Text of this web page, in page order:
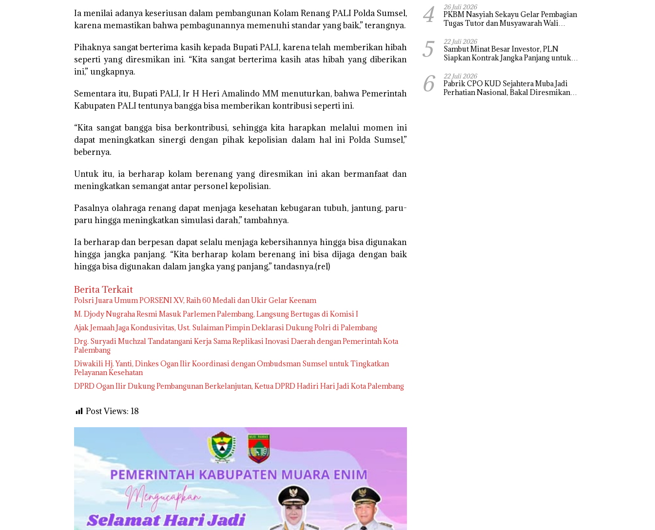
Ia menilai adanya keseriusan dalam pembangunan Kolam Renang PALI Polda Sumsel,
karena memastikan bahwa pembagunannya memenuhi standar yang baik,” terangnya.
Pihaknya sangat berterima kasih kepada Bupati PALI, karena telah memberikan hibah
seperti yang diresmikan ini. “Kita sangat berterima kasih atas hibah yang diberikan
ini,” ungkapnya.
Sementara itu, Bupati PALI, Ir H Heri Amalindo MM menuturkan, bahwa Pemerintah
Kabupaten PALI tentunya bangga bisa memberikan kontribusi seperti ini.
“Kita sangat bangga bisa berkontribusi, sehingga kita harapkan melalui momen ini
dapat meningkatkan sinergi dengan pihak kepolisian dalam hal ini Polda Sumsel,”
bebernya.
Untuk itu, ia berharap kolam berenang yang diresmikan ini akan bermanfaat dan
meningkatkan semangat antar personel kepolisian.
Pasalnya olahraga renang dapat menjaga kesehatan kebugaran tubuh, jantung, paru-
paru hingga meningkatkan simulasi darah,” tambahnya.
Ia berharap dan berpesan dapat selalu menjaga kebersihannya hingga bisa digunakan
hingga jangka panjang. “Kita berharap kolam berenang ini bisa dijaga dengan baik
hingga bisa digunakan dalam jangka yang panjang,” tandasnya.(rel)
Berita Terkait
Polsri Juara Umum PORSENI XV, Raih 60 Medali dan Ukir Gelar Keenam
M. Djody Nugraha Resmi Masuk Parlemen Palembang, Langsung Bertugas di Komisi I
Ajak Jemaah Jaga Kondusivitas, Ust. Sulaiman Pimpin Deklarasi Dukung Polri di Palembang
Drg. Suryadi Muchzal Tandatangani Kerja Sama Replikasi Inovasi Daerah dengan Pemerintah Kota
Palembang
Diwakili Hj. Yanti, Dinkes Ogan Ilir Koordinasi dengan Ombudsman Sumsel untuk Tingkatkan
Pelayanan Kesehatan
DPRD Ogan Ilir Dukung Pembangunan Berkelanjutan, Ketua DPRD Hadiri Hari Jadi Kota Palembang
Post Views: 18
4 26 Juli 2026
PKBM Nasyiah Sekayu Gelar Pembagian
Tugas Tutor dan Musyawarah Wali
5 22 Juli 2026
Sambut Minat Besar Investor, PLN
Siapkan Kontrak Jangka Panjang untuk
6 22 Juli 2026
Pabrik CPO KUD Sejahtera Muba Jadi
Perhatian Nasional, Bakal Diresmikan